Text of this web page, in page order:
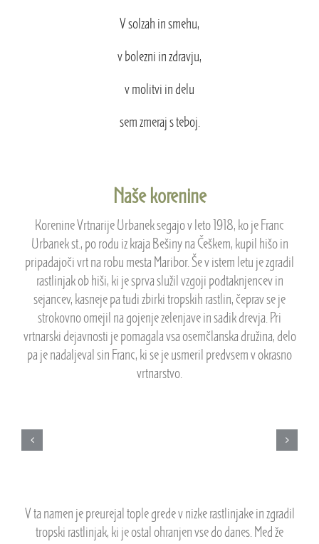
V solzah in smehu,
v bolezni in zdravju,
v molitvi in delu
sem zmeraj s teboj.
Naše korenine
Korenine Vrtnarije Urbanek segajo v leto 1918, ko je Franc
Urbanek st., po rodu iz kraja Bešiny na Češkem, kupil hišo in
pripadajoči vrt na robu mesta Maribor. Še v istem letu je zgradil
rastlinjak ob hiši, ki je sprva služil vzgoji podtaknjencev in
sejancev, kasneje pa tudi zbirki tropskih rastlin, čeprav se je
strokovno omejil na gojenje zelenjave in sadik drevja. Pri
vrtnarski dejavnosti je pomagala vsa osemčlanska družina, delo
pa je nadaljeval sin Franc, ki se je usmeril predvsem v okrasno
vrtnarstvo.
V ta namen je preurejal tople grede v nizke rastlinjake in zgradil
tropski rastlinjak, ki je ostal ohranjen vse do danes. Med že